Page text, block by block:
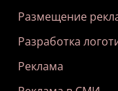
Размещение
Разработка
Реклама